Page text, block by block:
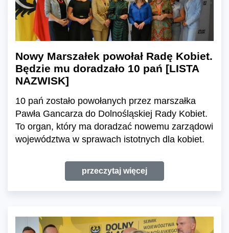
Nowy Marszałek powołał Radę Kobiet.
Będzie mu doradzało 10 pań [LISTA
NAZWISK]
10 pań zostało powołanych przez marszałka
Pawła Gancarza do Dolnośląskiej Rady Kobiet.
To organ, który ma doradzać nowemu zarządowi
województwa w sprawach istotnych dla kobiet.
przeczytaj więcej